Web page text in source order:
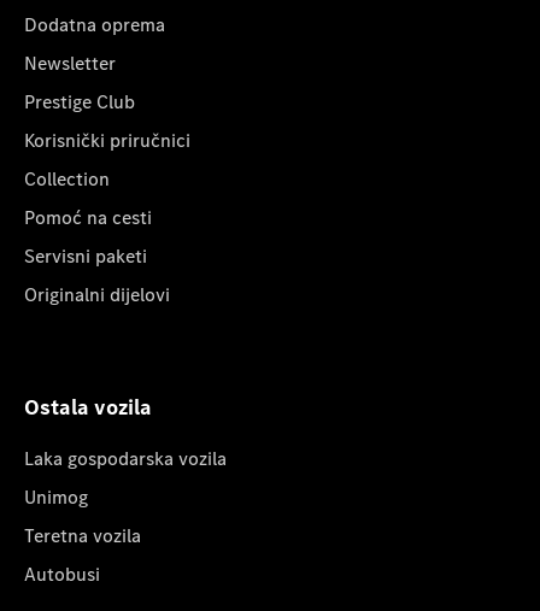
Dodatna oprema
Newsletter
Prestige Club
Korisnički priručnici
Collection
Pomoć na cesti
Servisni paketi
Originalni dijelovi
Ostala vozila
Laka gospodarska vozila
Unimog
Teretna vozila
Autobusi